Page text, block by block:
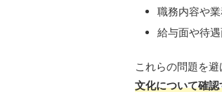
職務内容や
給与面や待
これらの問題を避
文化について確